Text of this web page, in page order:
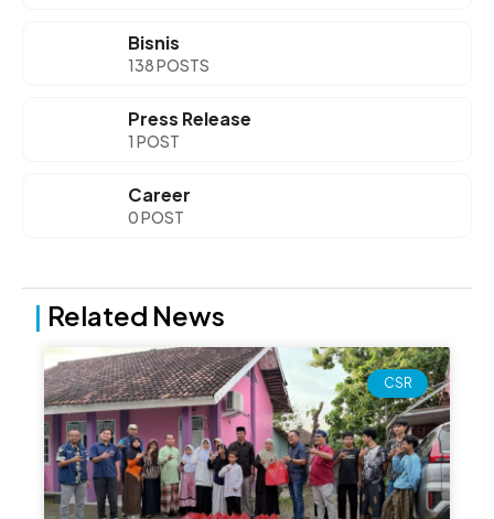
Bisnis
138 POSTS
Press Release
1 POST
Career
0 POST
| Related News
CSR
PagePagePage Page